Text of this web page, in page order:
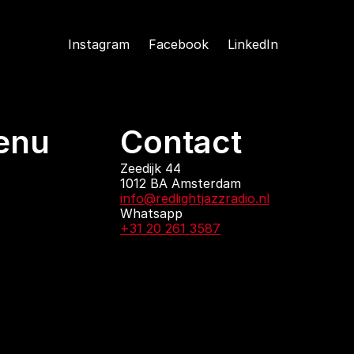
Instagram Facebook LinkedIn
Contact
Zeedijk 44
1012 BA Amsterdam
info@redlightjazzradio.nl
Whatsapp
+31 20 261 3587